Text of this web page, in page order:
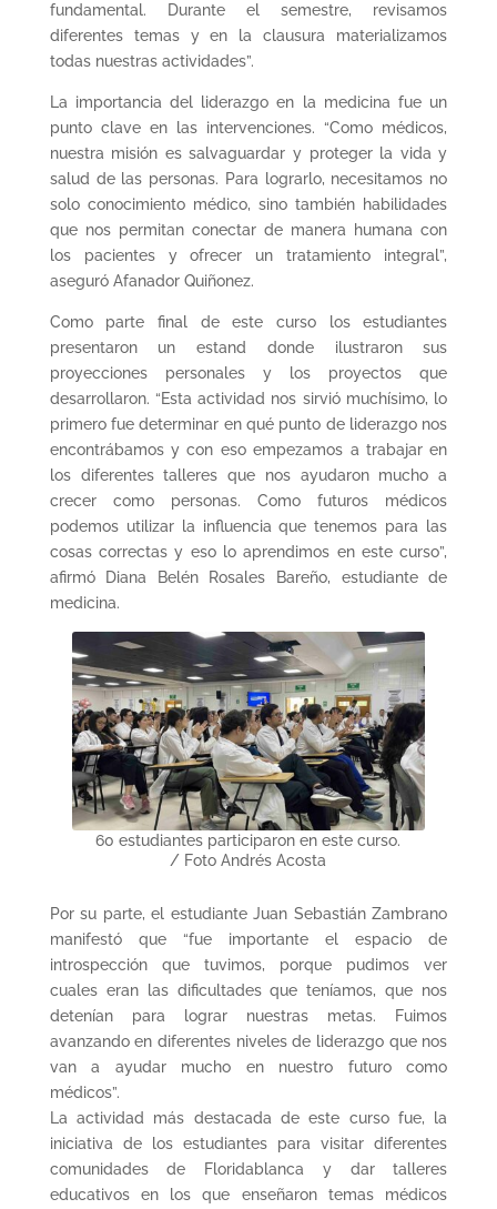
fundamental. Durante el semestre, revisamos
diferentes temas y en la clausura materializamos
todas nuestras actividades”.
La importancia del liderazgo en la medicina fue un
punto clave en las intervenciones. “Como médicos,
nuestra misión es salvaguardar y proteger la vida y
salud de las personas. Para lograrlo, necesitamos no
solo conocimiento médico, sino también habilidades
que nos permitan conectar de manera humana con
los pacientes y ofrecer un tratamiento integral”,
aseguró Afanador Quiñonez.
Como parte final de este curso los estudiantes
presentaron un estand donde ilustraron sus
proyecciones personales y los proyectos que
desarrollaron. “Esta actividad nos sirvió muchísimo, lo
primero fue determinar en qué punto de liderazgo nos
encontrábamos y con eso empezamos a trabajar en
los diferentes talleres que nos ayudaron mucho a
crecer como personas. Como futuros médicos
podemos utilizar la influencia que tenemos para las
cosas correctas y eso lo aprendimos en este curso”,
afirmó Diana Belén Rosales Bareño, estudiante de
medicina.
60 estudiantes participaron en este curso.
/ Foto Andrés Acosta
Por su parte, el estudiante Juan Sebastián Zambrano
manifestó que “fue importante el espacio de
introspección que tuvimos, porque pudimos ver
cuales eran las dificultades que teníamos, que nos
detenían para lograr nuestras metas. Fuimos
avanzando en diferentes niveles de liderazgo que nos
van a ayudar mucho en nuestro futuro como
médicos”.
La actividad más destacada de este curso fue, la
iniciativa de los estudiantes para visitar diferentes
comunidades de Floridablanca y dar talleres
educativos en los que enseñaron temas médicos